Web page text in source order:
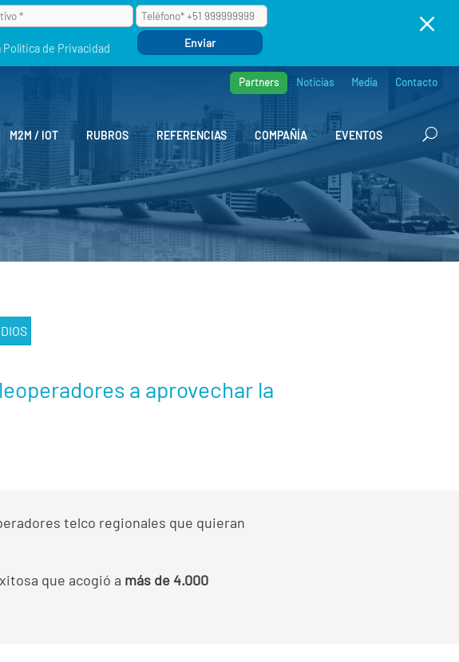
Política de Privacidad
M
Partners Noticias Media Contacto
M2M / IOT RUBROS REFERENCIAS COMPAÑÍA EVENTOS
a aprovechar la
telco regionales que quieran
que acogió a más de 4.000